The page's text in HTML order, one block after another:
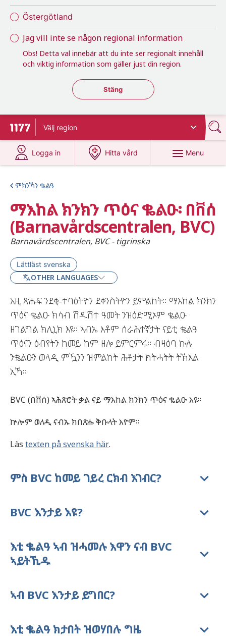
Östergötland
Jag vill inte se någon regional information
Obs! Detta val innebär att du inte ser regionalt innehåll
och viktig information som gäller just din region.
Stäng regionsväljaren
Stäng
To start page for 1177
Välj region
Logga in
at 1177.se
Hitta vård
at 1177.se
Menu
ምክንኻን ቈልዓ
ማእከል ክንክን ጥዕና ቈልዑ፡ በቨሰ
(Barnavårdscentralen, BVC)
Barnavårdscentralen, BVC - tigrinska
Lättläst svenska
OTHER LANGUAGES
እዚ ጽሑፍ ንደቂ-ተባዕትዮን ደቀንስትዮን ይምልከት። ማእከል ክንክን
ጥዕና ቈልዑ ክሳብ ሽዱሽተ ዓመት ንዝዕድሚኦም ቈልዑ
ዘገልግል ክሊኒክ እዩ። ኣብኡ እቶም ሰራሕተኛታት ናይቲ ቈልዓ
ጥዕናን ዕብየትን ከመይ ከም ዘሎ ይምርምሩ። ብዛዕባ ኩሉ
ንቈልዑን ወላዲ ምዃንን ዝምልከት ሕቶታት ክትሓትት ትኽእል
ኢኻ።
BVC (በቨሰ) ኣሕጽሮት ቃል ናይ ማእከል ክንክን ጥዕና ቈልዑ እዩ።
ኵሎም ወለዲ ናብኡ ክበጽሑ ቅቡላት እዮም።
Läs texten på svenska här.
ምስ BVC ከመይ ገይረ ርክብ እገብር?
BVC እንታይ እዩ?
እቲ ቈልዓ ኣብ ዝሓመሉ እዋን ናብ BVC
ኣይትኺዱ
ኣብ BVC እንታይ ይግበር?
እቲ ቈልዓ ክታበት ዝወሃበሉ ግዜ